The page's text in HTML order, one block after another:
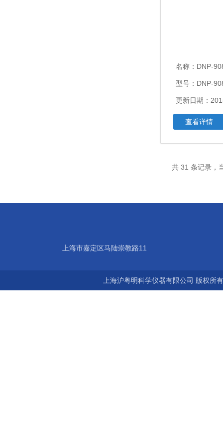
名称： DNP-
型号：DNP-
更新日期：
查看详情
共 31 条记录
上海市嘉定区马陆崇教路11
上海沪粤明科学仪器有限公司 版权所